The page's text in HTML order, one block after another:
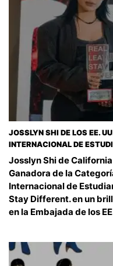
JOSSLYN SHI DE LOS EE.
INTERNACIONAL DE
Josslyn Shi de
Ganadora de la
Internacional de
Stay Different. en un
en la Embajada de los